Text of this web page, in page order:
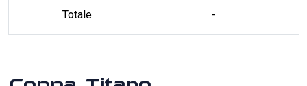
Totale -
Coppa Titano